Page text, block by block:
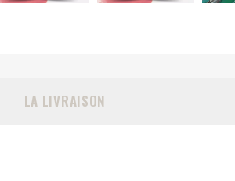
LA LIVRAISON